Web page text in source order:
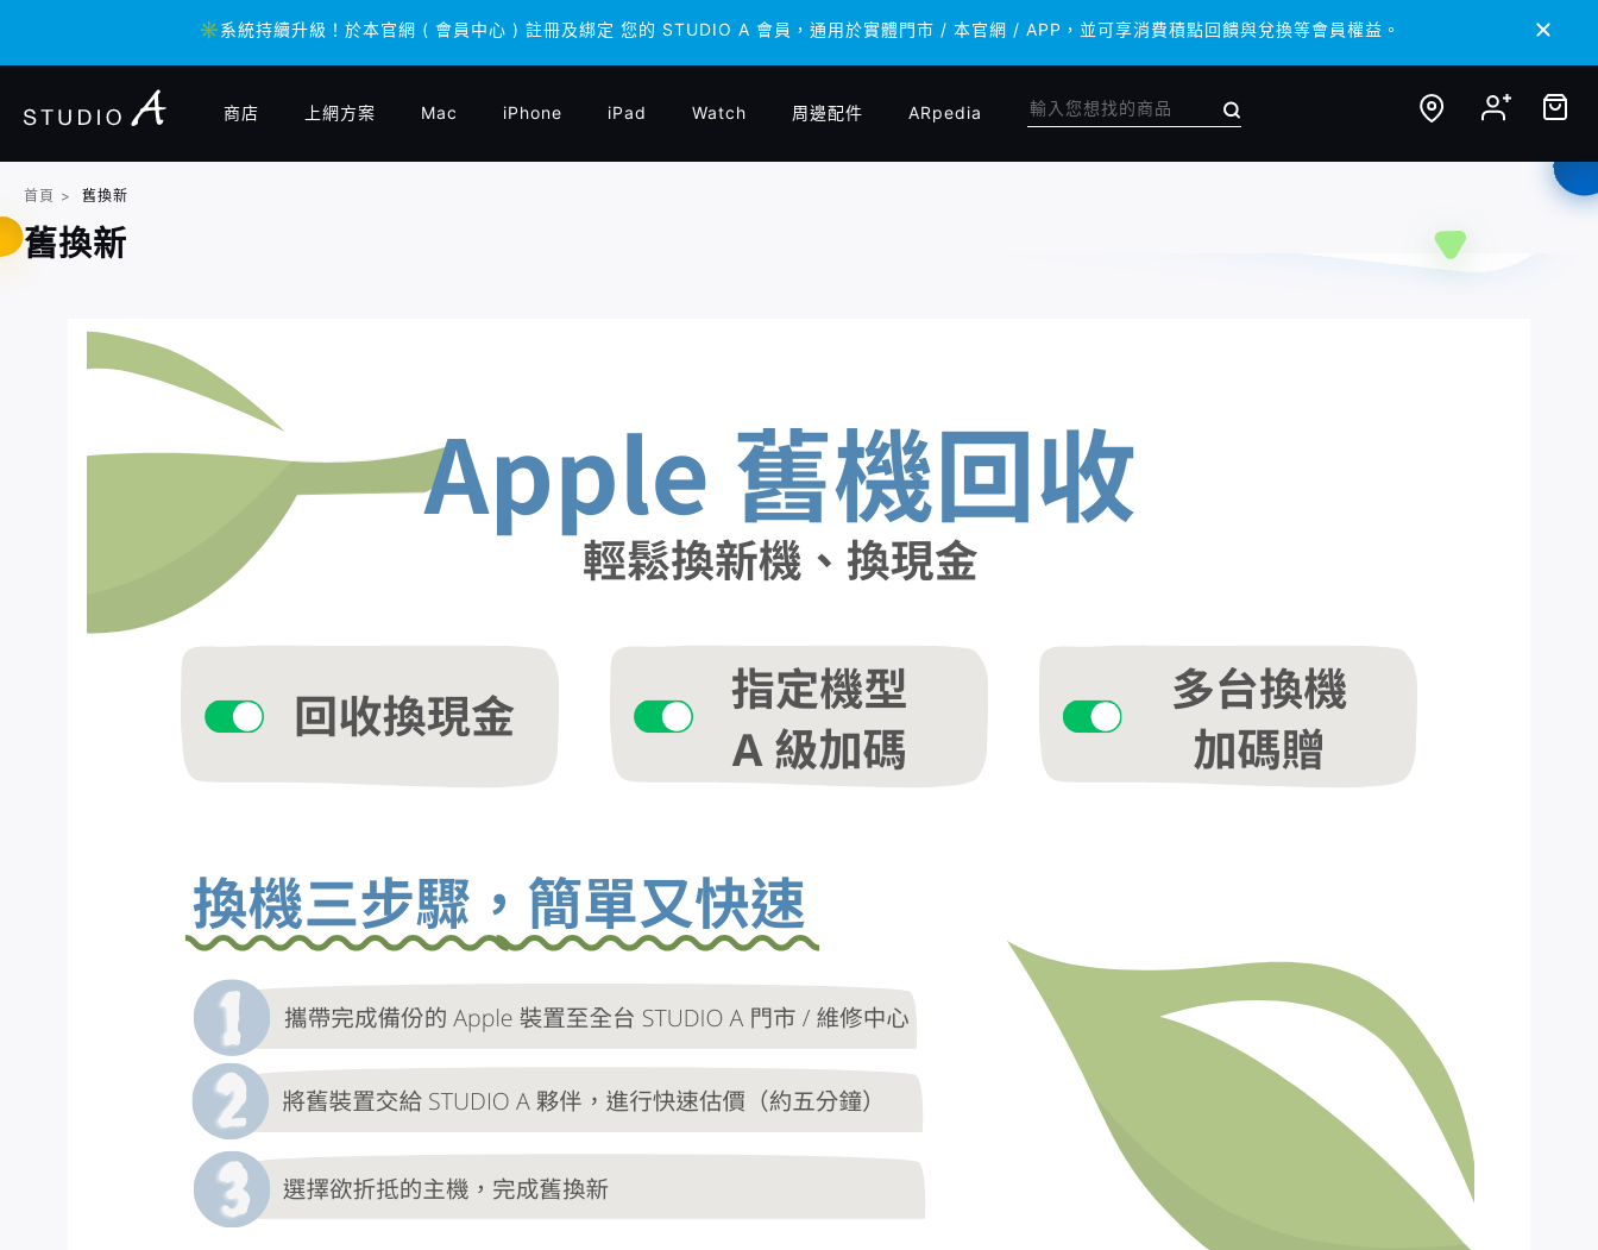
✳️系統持續升級！於本官網 ( 會員中心 ) 註冊及綁定 您的 STUDIO A 會員，通用於實體門市 / 本官網 / APP，並可享消費積點回饋與兌換等會員權益。
✳️系統持續升級！於本官網 ( 會員中心 ) 註冊及綁定 您的 STUDIO A 會員，通用於實體門市 / 本官網 / APP，並可享消費積點回饋與兌換等會員權益。
商店 上網方案 Mac iPhone iPad Watch 周邊配件 ARpedia
首頁 > 舊換新
舊換新